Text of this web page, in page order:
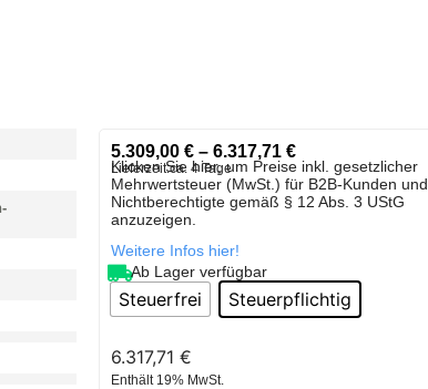
5.309,00 € – 6.317,71 €
Lieferzeit:ca. 4 Tage
Klicken Sie hier, um Preise inkl. gesetzlicher
Mehrwertsteuer (MwSt.) für B2B-Kunden und
Nichtberechtigte gemäß § 12 Abs. 3 UStG
anzuzeigen.
Weitere Infos hier!
Ab Lager verfügbar
Steuerfrei Steuerpflichtig
6.317,71 €
Enthält 19% MwSt.